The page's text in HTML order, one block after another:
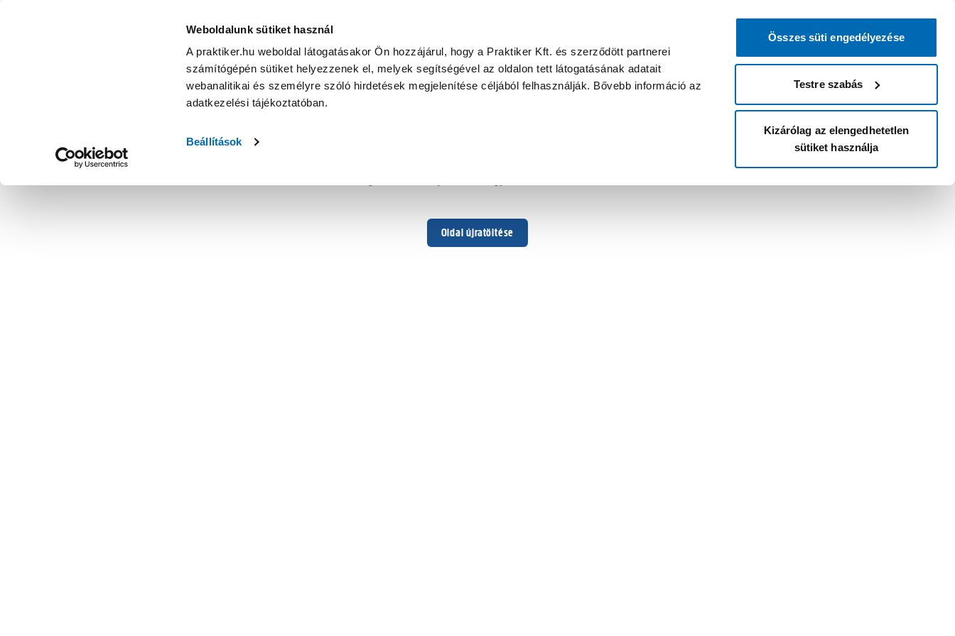
Weboldalunk sütiket használ
A praktiker.hu weboldal látogatásakor Ön hozzájárul, hogy a Praktiker Kft. és szerződött partnerei
számítógépén sütiket helyezzenek el, melyek segítségével az oldalon tett látogatásának adatait
webanalitikai és személyre szóló hirdetések megjelenítése céljából felhasználják. Bővebb információ az
adatkezelési tájékoztatóban.
Beállítások
Összes süti engedélyezése
Testre szabás
Kizárólag az elengedhetetlen
sütiket használja
Oldal újratöltése